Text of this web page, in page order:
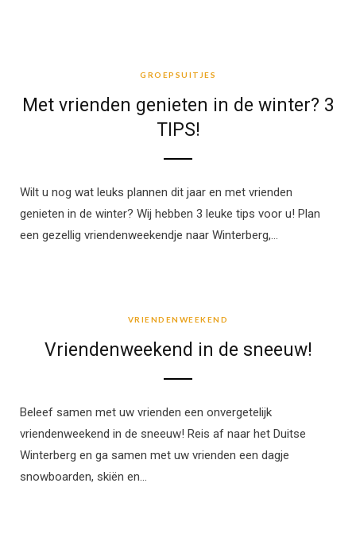
GROEPSUITJES
Met vrienden genieten in de winter? 3
TIPS!
Wilt u nog wat leuks plannen dit jaar en met vrienden
genieten in de winter? Wij hebben 3 leuke tips voor u! Plan
een gezellig vriendenweekendje naar Winterberg,…
VRIENDENWEEKEND
Vriendenweekend in de sneeuw!
Beleef samen met uw vrienden een onvergetelijk
vriendenweekend in de sneeuw! Reis af naar het Duitse
Winterberg en ga samen met uw vrienden een dagje
snowboarden, skiën en…